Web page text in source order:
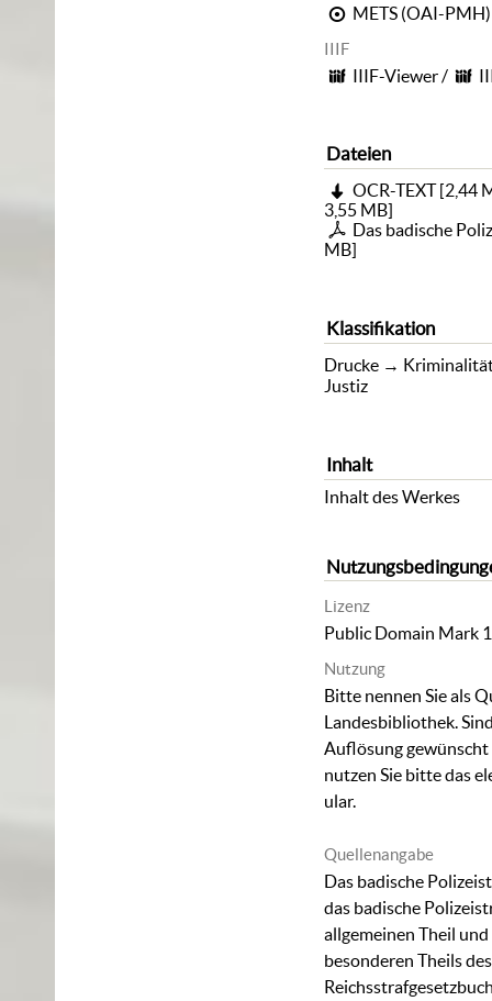
METS (OAI-PMH)
IIIF
IIIF-Viewer/
Dateien
OCR-TEXT[2,44
3,55 MB]
Das badische
MB]
Klassifikation
Drucke →
Justiz
Inhalt
Inhalt des Werkes
Lizenz
Public Domain Mark
Nutzung
Bitte nennen Sie als
Landesbibliothek.
Auflösung
nutzen Sie bitte das
ular.
Quellenangabe
Das badische
das badische
allgemeinen Theil
besonderen Theils des